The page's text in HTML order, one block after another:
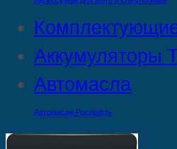
Аккумуляторы
Автомасла
Автомасла Роснефть